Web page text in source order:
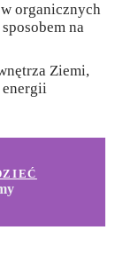
organicznych
na
Ziemi,